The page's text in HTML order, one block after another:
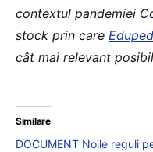
contextul pandemiei
stock prin care
cât mai relevant
Similare
DOCUMENT Noile reguli